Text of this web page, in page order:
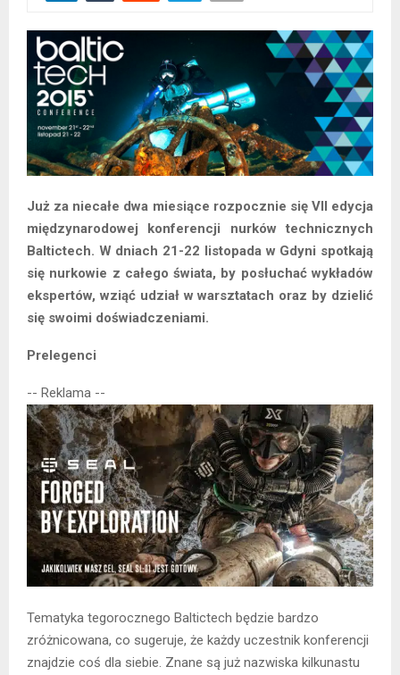
Już za niecałe dwa miesiące rozpocznie się VII edycja
międzynarodowej konferencji nurków technicznych
Baltictech. W dniach 21-22 listopada w Gdyni spotkają
się nurkowie z całego świata, by posłuchać wykładów
ekspertów, wziąć udział w warsztatach oraz by dzielić
się swoimi doświadczeniami.
Prelegenci
-- Reklama --
Tematyka tegorocznego Baltictech będzie bardzo
zróżnicowana, co sugeruje, że każdy uczestnik konferencji
znajdzie coś dla siebie. Znane są już nazwiska kilkunastu